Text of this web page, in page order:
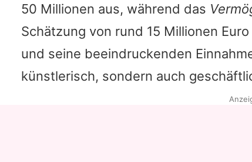
50 Millionen aus, während das
Schätzung von rund 15 Millionen
und seine beeindruckenden
künstlerisch, sondern auch